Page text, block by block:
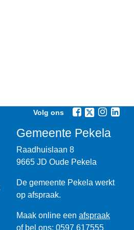
Volg ons
Gemeente Pekela
Raadhuislaan 8
9665 JD Oude Pekela
De gemeente Pekela werkt
op afspraak.
Maak online een afspraak
of bel ons: 0597 617555